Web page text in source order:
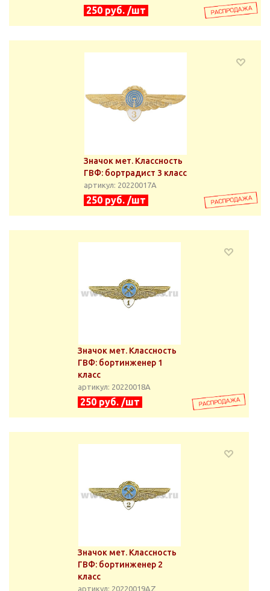
250 руб. /шт
Значок мет. Классность
ГВФ: бортрадист 3 класс
артикул: 20220017А
250 руб. /шт
Значок мет. Классность
ГВФ: бортинженер 1
класс
артикул: 20220018А
250 руб. /шт
Значок мет. Классность
ГВФ: бортинженер 2
класс
артикул: 20220019АZ